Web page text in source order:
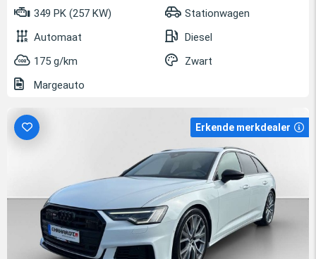
349 PK (257 KW)
Stationwagen
Automaat
Diesel
175 g/km
Zwart
Margeauto
Erkende merkdealer